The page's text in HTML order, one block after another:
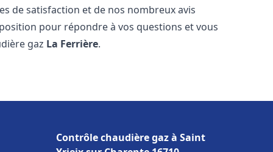
de satisfaction et de nos nombreux avis
pour répondre à vos questions et vous
gaz La Ferrière.
Contrôle chaudière gaz à Saint